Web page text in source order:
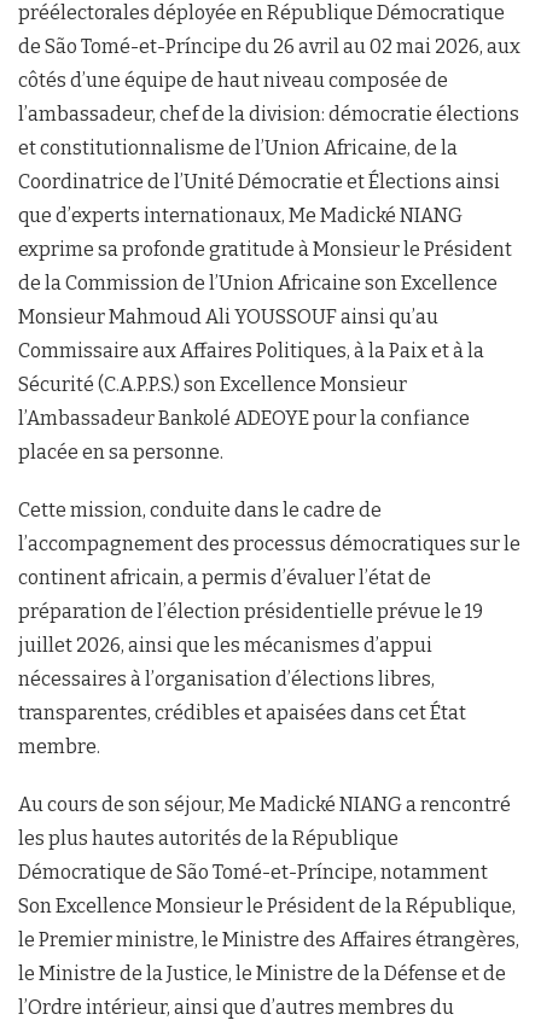
préélectorales déployée en République Démocratique
de São Tomé-et-Príncipe du 26 avril au 02 mai 2026, aux
côtés d’une équipe de haut niveau composée de
l’ambassadeur, chef de la division: démocratie élections
et constitutionnalisme de l’Union Africaine, de la
Coordinatrice de l’Unité Démocratie et Élections ainsi
que d’experts internationaux, Me Madické NIANG
exprime sa profonde gratitude à Monsieur le Président
de la Commission de l’Union Africaine son Excellence
Monsieur Mahmoud Ali YOUSSOUF ainsi qu’au
Commissaire aux Affaires Politiques, à la Paix et à la
Sécurité (C.A.P.P.S.) son Excellence Monsieur
l’Ambassadeur Bankolé ADEOYE pour la confiance
placée en sa personne.
Cette mission, conduite dans le cadre de
l’accompagnement des processus démocratiques sur le
continent africain, a permis d’évaluer l’état de
préparation de l’élection présidentielle prévue le 19
juillet 2026, ainsi que les mécanismes d’appui
nécessaires à l’organisation d’élections libres,
transparentes, crédibles et apaisées dans cet État
membre.
Au cours de son séjour, Me Madické NIANG a rencontré
les plus hautes autorités de la République
Démocratique de São Tomé-et-Príncipe, notamment
Son Excellence Monsieur le Président de la République,
le Premier ministre, le Ministre des Affaires étrangères,
le Ministre de la Justice, le Ministre de la Défense et de
l’Ordre intérieur, ainsi que d’autres membres du